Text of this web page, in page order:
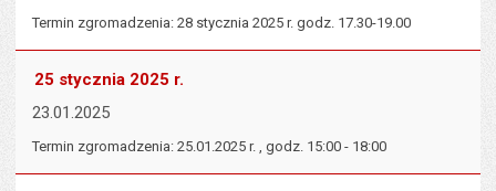
Termin zgromadzenia: 28 stycznia 2025 r. godz. 17.30-19.00
25 stycznia 2025 r.
23.01.2025
Termin zgromadzenia: 25.01.2025 r. , godz. 15:00 - 18:00